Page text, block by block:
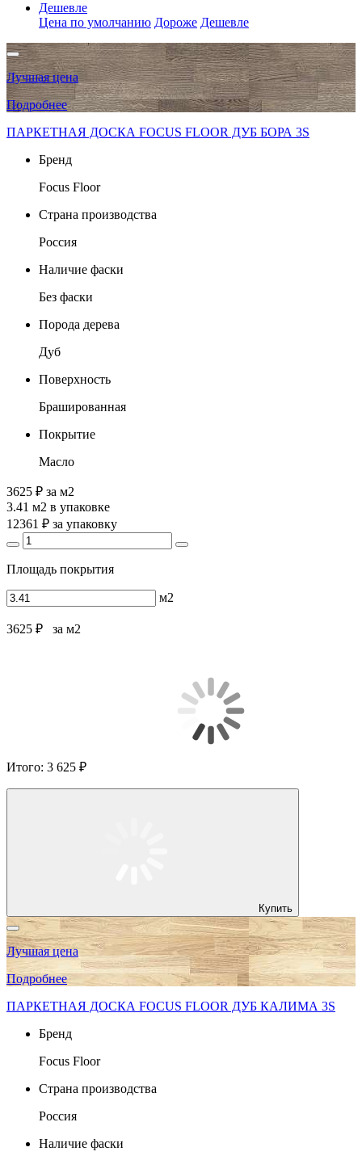
Дешевле
Цена по умолчанию Дороже Дешевле
Лучшая цена
Подробнее
ПАРКЕТНАЯ ДОСКА FOCUS FLOOR ДУБ БОРА 3S
Бренд
Focus Floor
Страна производства
Россия
Наличие фаски
Без фаски
Порода дерева
Дуб
Поверхность
Брашированная
Покрытие
Масло
3625 ₽ за м2
3.41 м2 в упаковке
12361 ₽ за упаковку
Площадь покрытия
м2
3625 ₽ за м2
Итого: 3 625 ₽
Купить
Лучшая цена
Подробнее
ПАРКЕТНАЯ ДОСКА FOCUS FLOOR ДУБ КАЛИМА 3S
Бренд
Focus Floor
Страна производства
Россия
Наличие фаски